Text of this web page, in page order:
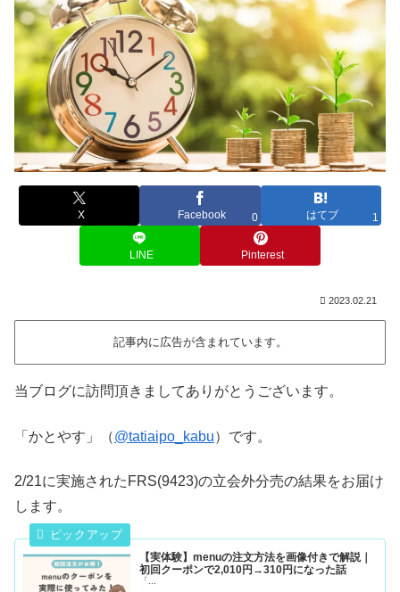
X Facebook 0 はてブ 1
LINE Pinterest
2023.02.21
記事内に広告が含まれています。
当ブログに訪問頂きましてありがとうございます。
「かとやす」（@tatiaipo_kabu）です。
2/21に実施されたFRS(9423)の立会外分売の結果をお届け
します。
【実体験】menuの注文方法を画像付きで解説｜
初回クーポンで2,010円→310円になった話
「...